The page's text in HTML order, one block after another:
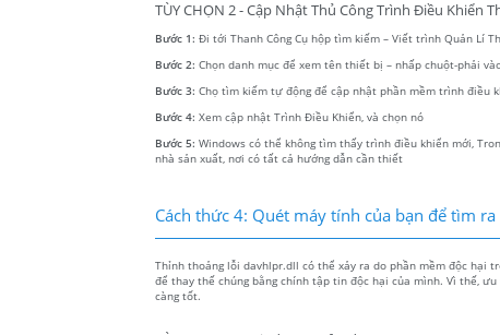
TÙY CHỌN 2 - Cập Nhật Thủ Công Trình Điều Khiển
Bước 1: Đi tới Thanh Công Cụ hộp tìm kiếm – Viết trình Quản Lí
Bước 2: Chọn danh mục để xem tên thiết bị – nhấp chuột-phải
Bước 3: Chọ tìm kiếm tự động để cập nhật phần mềm trình điều
Bước 4: Xem cập nhật Trình Điều Khiển, và chọn nó
Bước 5: Windows có thể không tìm thấy trình điều khiển mới,
nhà sản xuất, nơi có tất cả hướng dẫn cần thiết
Cách thức 4: Quét máy tính của bạn để tìm
Thỉnh thoảng lỗi davhlpr.dll có thể xảy ra do phần mềm độc hại
để thay thế chúng bằng chính tập tin độc hại của mình. Vì thế,
càng tốt.